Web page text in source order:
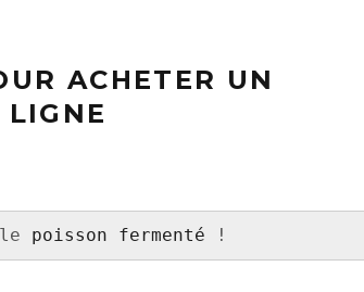
ACHETER UN
poisson fermenté !